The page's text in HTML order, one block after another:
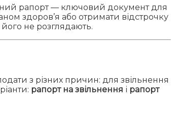
рапорт — ключовий документ для
здоров’я або отримати відстрочку
його не розглядають.
з різних причин: для звільнення
рапорт на звільнення і рапорт